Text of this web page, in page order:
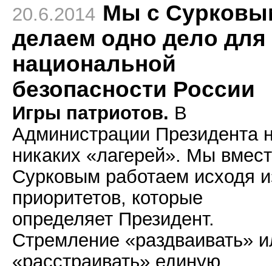
20.6.2014 Мы с
делаем одно дело для
национальной
безопасности России
Игры патриотов. В
Администрации Президента
никаких «лагерей». Мы
Сурковым работаем исходя
приоритетов, которые
определяет Президент.
Стремление «раздваивать»
«расстраивать» единую